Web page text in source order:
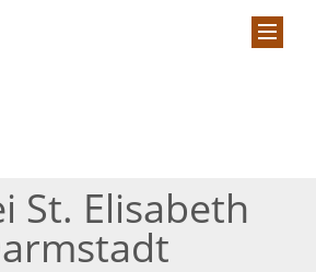
St. Elisabeth